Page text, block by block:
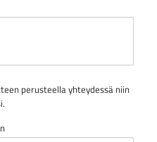
perusteella yhteydessä niin